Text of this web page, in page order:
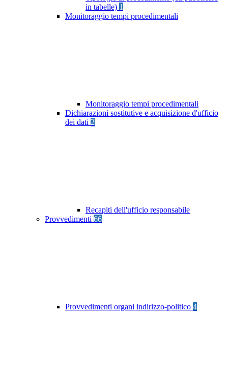
in tabelle) 1
Monitoraggio tempi procedimentali
Monitoraggio tempi procedimentali
Dichiarazioni sostitutive e acquisizione d'ufficio
dei dati 2
Recapiti dell'ufficio responsabile
Provvedimenti 66
Provvedimenti organi indirizzo-politico 4